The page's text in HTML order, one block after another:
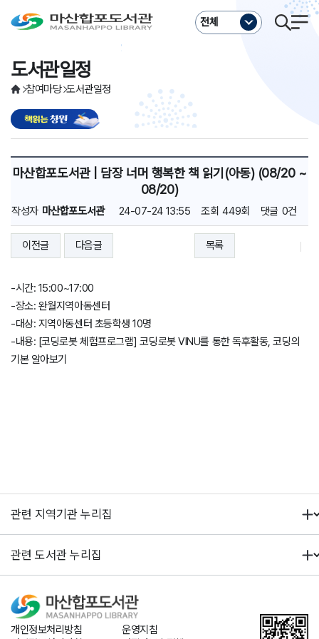
전체
참여마당 도서관일정
도서관일정
마산합포도서관 | 담장 너머 행복한 책 읽기(아동) (08/20 ~
08/20)
작성자 마산합포도서관 24-07-24 13:55 조회 449회 댓글 0건
이전글 다음글 목록
-시간: 15:00~17:00
-장소: 완월지역아동센터
-대상: 지역아동센터 초등학생 10명
-내용: [코딩로봇 체험프로그램] 코딩로봇 VINU를 통한 독후활동, 코딩의
기본 알아보기
개인정보처리방침
운영지침